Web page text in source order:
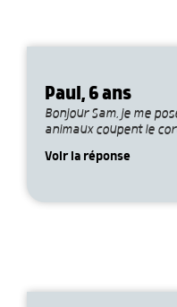
Paul, 6 ans
Bonjour Sam, je me
animaux coupent le
Voir la réponse